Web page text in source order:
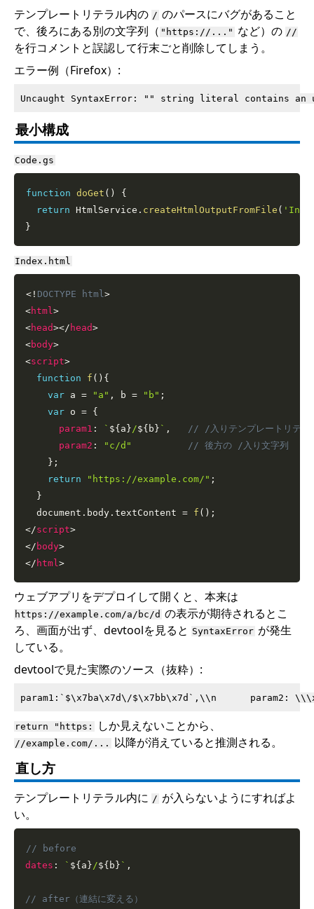
テンプレートリテラル内の / のパースにバグがあること
で、後ろにある別の文字列（ "https://..." など）の //
を行コメントと誤認して行末ごと削除してしまう。
エラー例（Firefox）:
最小構成
Code.gs
function doGet ( )
{
return HtmlService . createHtmlOutputFromFile (
}
Index.html
<! DOCTYPE html>
<html >
<head></ head>
<body>
<script>
function
f ( ) {
var a = "a" , b = "b" ;
var o = {
param1 : ` ${a} /${ b} ` ,
// /入りテンプレートリテラ
param2 : "c/d"
// 後方の /入り文字列
} ;
return
"https://example.com/" ;
}
  document
. body . textContent = f ( ) ;
</script>
</ body>
</ html >
ウェブアプリをデプロイして開くと、本来は
https://example.com/a/bc/d の表示が期待されるとこ
ろ、画面が出ず、devtoolを見ると SyntaxError が発生
している。
devtoolで見た実際のソース（抜粋）:
return "https: しか見えないことから、
//example.com/... 以降が消えていると推測される。
直し方
テンプレートリテラル内に / が入らないようにすればよ
い。
// before
dates : ` ${a} /${ b} ` ,
// after（連結に変える）